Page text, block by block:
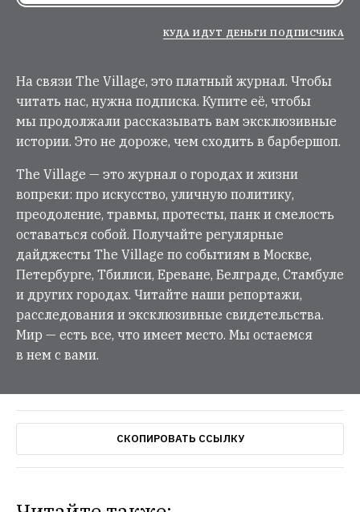
КУДА ИДУТ ДЕНЬГИ ПОДПИСЧИКА
На связи The Village, это платный журнал. Чтобы
читать нас, нужна подписка. Купите её, чтобы
мы продолжали рассказывать вам эксклюзивные
истории. Это не дороже, чем сходить в барбершоп.
The Village — это журнал о городах и жизни
вопреки: про искусство, уличную политику,
преодоление, травмы, протесты, панк и смелость
оставаться собой. Получайте регулярные
дайджесты The Village по событиям в Москве,
Петербурге, Тбилиси, Ереване, Белграде, Стамбуле
и других городах. Читайте наши репортажи,
расследования и эксклюзивные свидетельства.
Мир — есть все, что имеет место. Мы остаемся
в нем с вами.
СКОПИРОВАТЬ ССЫЛКУ